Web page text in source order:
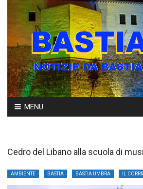
Skip
to
MENU
Cedro del Libano alla scuola di
AMBIENTE BASTIA BASTIA UMBRA